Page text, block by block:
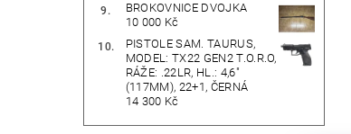
BROKOVNICE DVOJKA
10 000 Kč
PISTOLE SAM. TAURUS,
MODEL: TX22 GEN2 T.O.R.O,
RÁŽE: .22LR, HL.: 4,6"
(117MM), 22+1, ČERNÁ
14 300 Kč